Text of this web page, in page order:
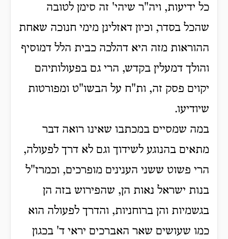
כל ידיעות, ויה"ר שיהי' זה סימן לטובה
שהכל בסדר, וכיון דאזלינן מימי חנוכה שאחת
ההוראות מזה היא דהלכה כבית הלל דמוסיף
והולך דמעלין בקדש, הרי גם בפעולותיהם
יקוים פסק זה, ות"ח על הבשו"ט ומפורטות
שיודיעו.
במה שמסיים במכתבו שאינו רואה דבר
מתאים בהנוגע לשידוך וגם לא דרך לפעולה,
הרי פשוט ששני הענינים מופרכים, וכמרז"ל
בנות ישראל נאות הן, שהפירוש בזה הן
בגשמיות והן ברוחניות, והדרך לפעולה הוא
כמו שעושים שאר האברכים יראי ד' בכגון